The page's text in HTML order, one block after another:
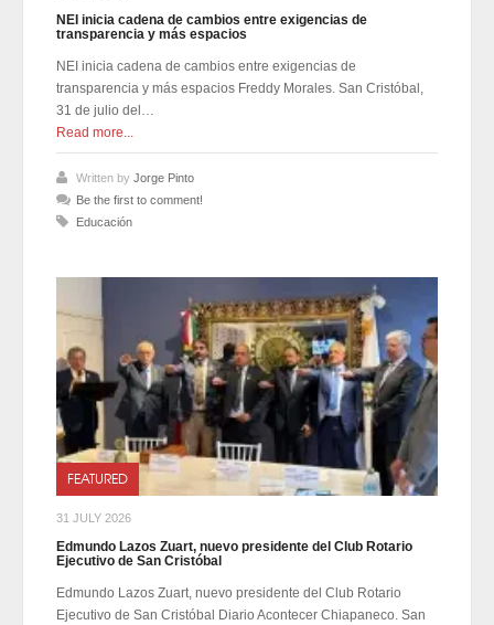
NEI inicia cadena de cambios entre exigencias de
transparencia y más espacios
NEI inicia cadena de cambios entre exigencias de
transparencia y más espacios Freddy Morales. San Cristóbal,
31 de julio del…
Read more...
Written by Jorge Pinto
Be the first to comment!
Educación
FEATURED
31 JULY 2026
Edmundo Lazos Zuart, nuevo presidente del Club Rotario
Ejecutivo de San Cristóbal
Edmundo Lazos Zuart, nuevo presidente del Club Rotario
Ejecutivo de San Cristóbal Diario Acontecer Chiapaneco. San